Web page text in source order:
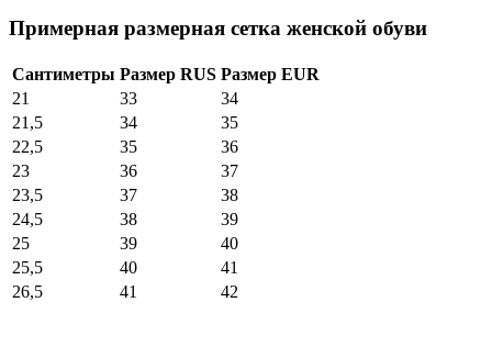
Примерная размерная сетка женской обуви
Сантиметры Размер RUS Размер EUR
21
33
34
21,5
34
35
22,5
35
36
23
36
37
23,5
37
38
24,5
38
39
25
39
40
25,5
40
41
26,5
41 42